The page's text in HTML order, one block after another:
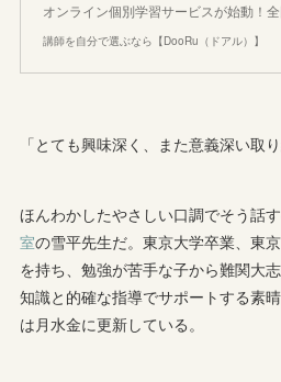
オンライン個別学習サービスが始動！
講師を自分で選ぶなら【DooRu（ドアル）】
「とても興味深く、また意義深い取
ほんわかしたやさしい口調でそう話す
室の雪平先生だ。東京大学卒業、東
を持ち、勉強が苦手な子から難関大
知識と的確な指導でサポートする素
は月水金に更新している。